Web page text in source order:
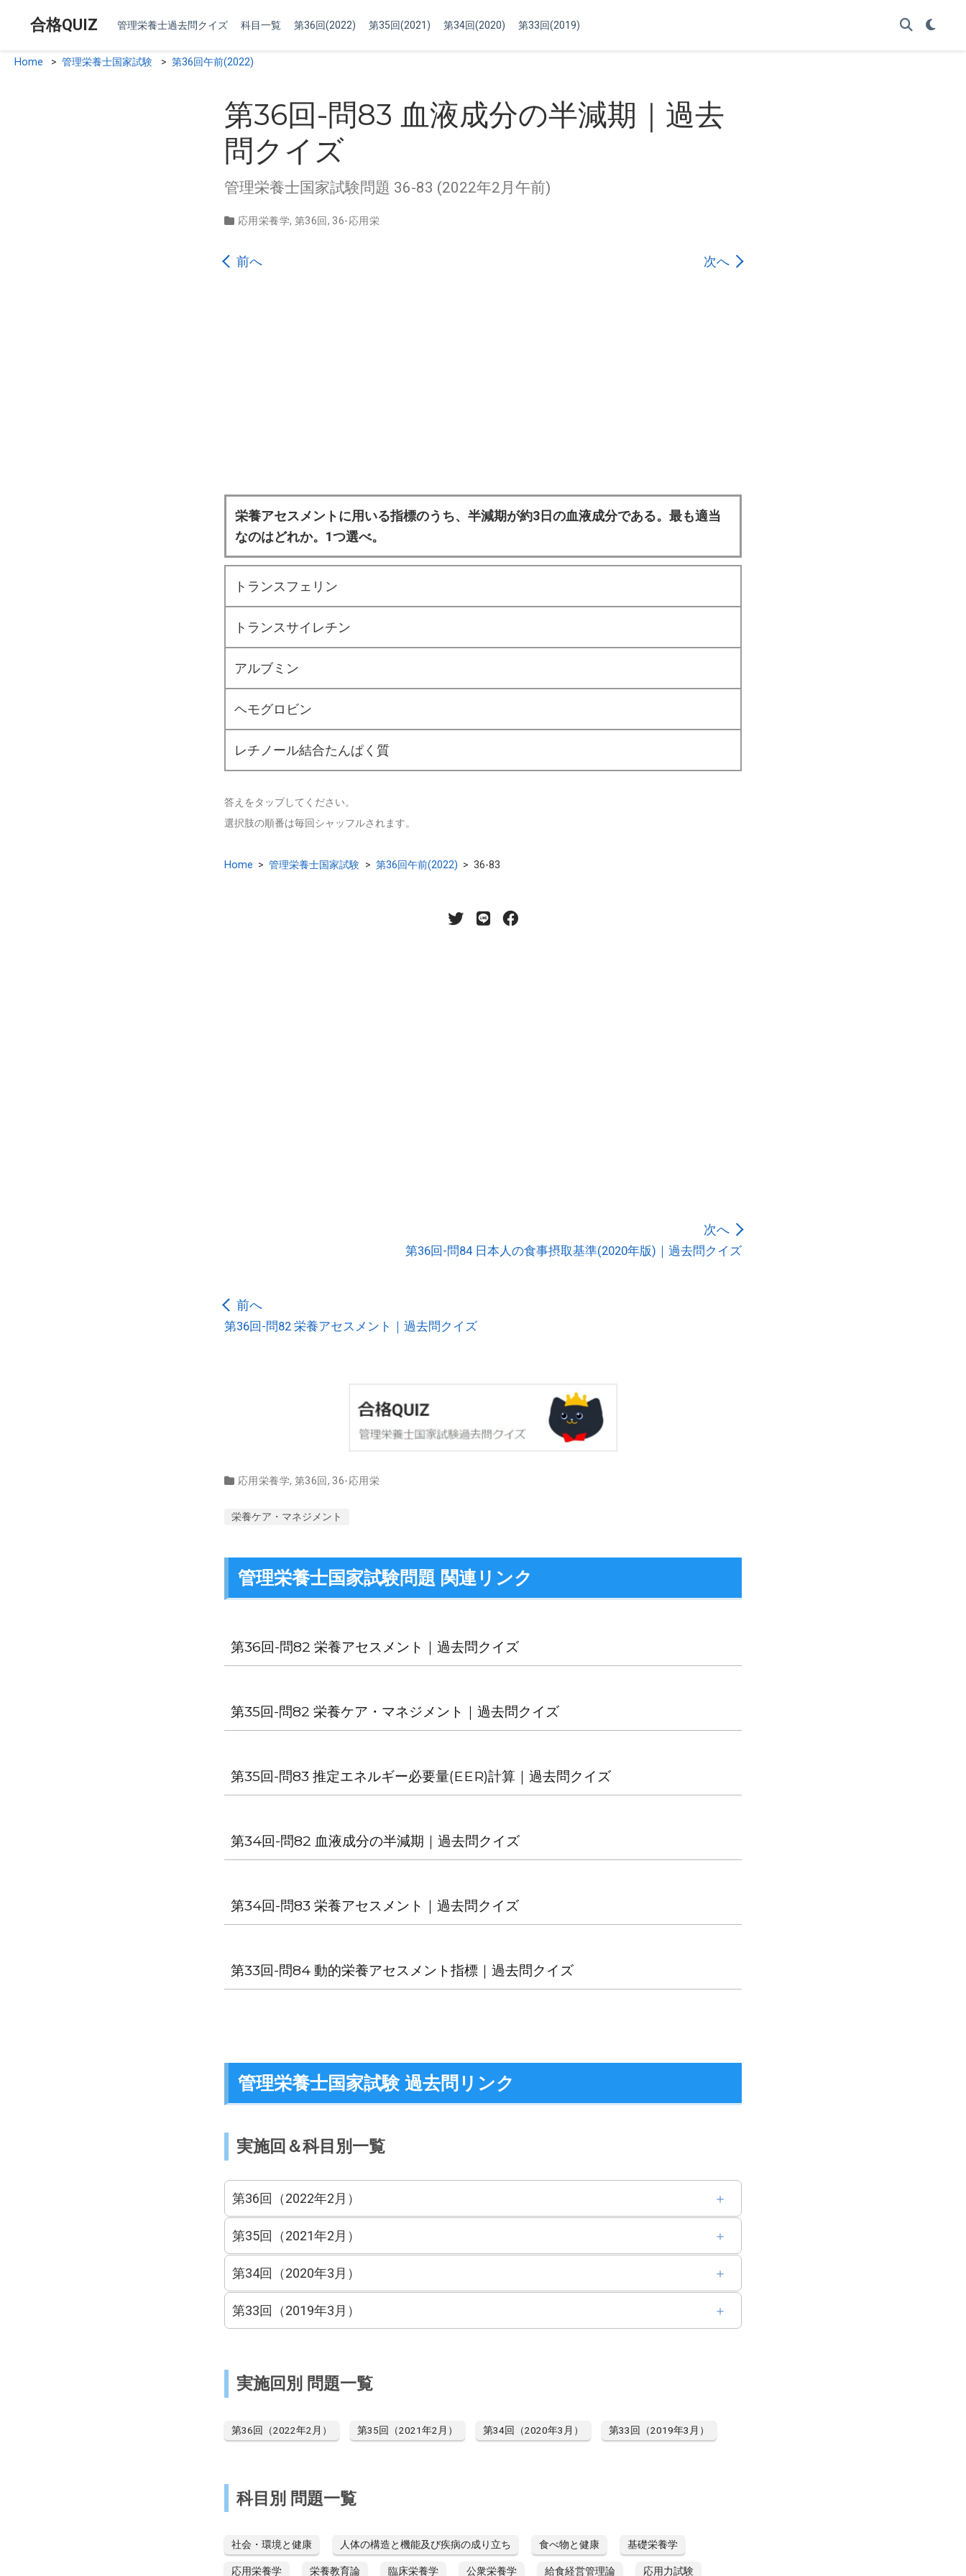
合格QUIZ 管理栄養士過去問クイズ 科目一覧 第36回(2022) 第35回(2021) 第34回(2020) 第33回(2019)
Home > 管理栄養士国家試験 > 第36回午前(2022)
第36回-問83 血液成分の半減期｜過去
問クイズ
管理栄養士国家試験問題 36-83 (2022年2月午前)
応用栄養学, 第36回, 36-応用栄
次へ
前へ
栄養アセスメントに用いる指標のうち、半減期が約3日の血液成分である。最も適当
なのはどれか。1つ選べ。
トランスフェリン
トランスサイレチン
アルブミン
ヘモグロビン
レチノール結合たんぱく質
答えをタップしてください。
選択肢の順番は毎回シャッフルされます。
Home > 管理栄養士国家試験 > 第36回午前(2022) > 36-83
次へ
第36回-問84 日本人の食事摂取基準(2020年版)｜過去問クイズ
前へ
第36回-問82 栄養アセスメント｜過去問クイズ
応用栄養学, 第36回, 36-応用栄
栄養ケア・マネジメント
管理栄養士国家試験問題 関連リンク
第36回-問82 栄養アセスメント｜過去問クイズ
第35回-問82 栄養ケア・マネジメント｜過去問クイズ
第35回-問83 推定エネルギー必要量(EER)計算｜過去問クイズ
第34回-問82 血液成分の半減期｜過去問クイズ
第34回-問83 栄養アセスメント｜過去問クイズ
第33回-問84 動的栄養アセスメント指標｜過去問クイズ
管理栄養士国家試験 過去問リンク
実施回＆科目別一覧
第36回（2022年2月）
第35回（2021年2月）
第34回（2020年3月）
第33回（2019年3月）
実施回別 問題一覧
第36回（2022年2月） 第35回（2021年2月） 第34回（2020年3月） 第33回（2019年3月）
科目別 問題一覧
社会・環境と健康 人体の構造と機能及び疾病の成り立ち 食べ物と健康 基礎栄養学
応用栄養学 栄養教育論 臨床栄養学 公衆栄養学 給食経営管理論 応用力試験